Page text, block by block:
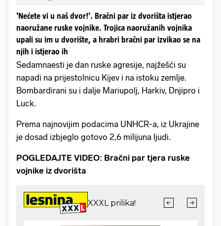
'Nećete vi u naš dvor!'. Bračni par iz dvorišta istjerao
naoružane ruske vojnike. Trojica naoružanih vojnika
upali su im u dvorište, a hrabri bračni par izvikao se na
njih i istjerao ih
Sedamnaesti je dan ruske agresije, najžešći su
napadi na prijestolnicu Kijev i na istoku zemlje.
Bombardirani su i dalje Mariupolj, Harkiv, Dnjipro i
Luck.
Prema najnovijim podacima UNHCR-a, iz Ukrajine
je dosad izbjeglo gotovo 2,6 milijuna ljudi.
POGLEDAJTE VIDEO: Bračni par tjera ruske
vojnike iz dvorišta